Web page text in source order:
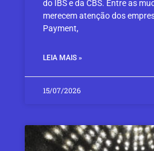
do IBS e da CBS. Entre as
merecem atenção dos
Payment,
LEIA MAIS »
15/07/2026